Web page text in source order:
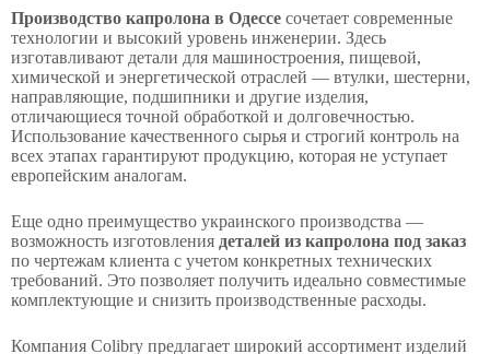
Производство капролона в Одессе сочетает современные
технологии и высокий уровень инженерии. Здесь
изготавливают детали для машиностроения, пищевой,
химической и энергетической отраслей — втулки, шестерни,
направляющие, подшипники и другие изделия,
отличающиеся точной обработкой и долговечностью.
Использование качественного сырья и строгий контроль на
всех этапах гарантируют продукцию, которая не уступает
европейским аналогам.
Еще одно преимущество украинского производства —
возможность изготовления деталей из капролона под заказ
по чертежам клиента с учетом конкретных технических
требований. Это позволяет получить идеально совместимые
комплектующие и снизить производственные расходы.
Компания Colibry предлагает широкий ассортимент изделий